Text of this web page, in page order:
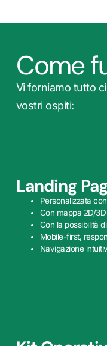
Come
Vi forniamo tutto
vostri ospiti:
Landing
Personalizzata
Con mappa 2D/
Con la possibilità
Mobile-first,
Navigazione